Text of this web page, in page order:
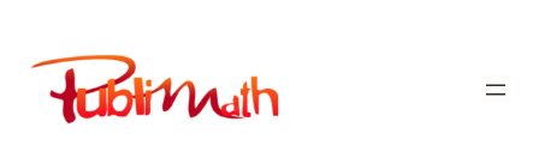
contenu
Publimath